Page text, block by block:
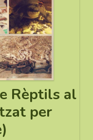
Rèptils al
per